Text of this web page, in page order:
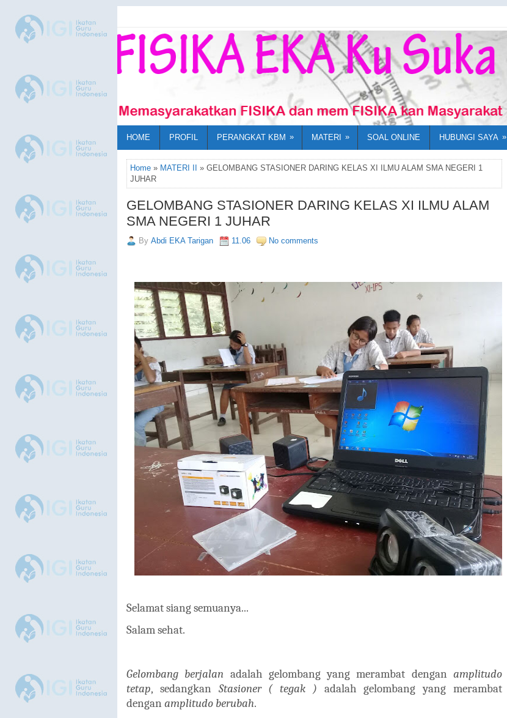
HOME PROFIL PERANGKAT KBM » MATERI » SOAL ONLINE HUBUNGI SAYA »
Home » MATERI II
» GELOMBANG STASIONER DARING KELAS XI ILMU ALAM SMA NEGERI 1
JUHAR
GELOMBANG STASIONER DARING KELAS XI ILMU ALAM
SMA NEGERI 1 JUHAR
By Abdi EKA Tarigan 11.06 No comments
Selamat siang semuanya...
Salam sehat.
Gelombang berjalan adalah gelombang yang merambat dengan amplitudo
tetap, sedangkan Stasioner ( tegak ) adalah gelombang yang merambat
dengan amplitudo berubah.